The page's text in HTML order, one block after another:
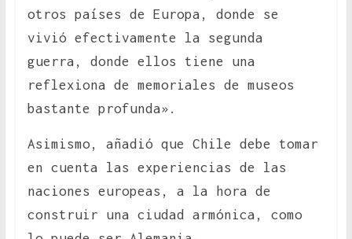
otros países de Europa, donde se
vivió efectivamente la segunda
guerra, donde ellos tiene una
reflexiona de memoriales de museos
bastante profunda».
Asimismo, añadió que Chile debe tomar
en cuenta las experiencias de las
naciones europeas, a la hora de
construir una ciudad armónica, como